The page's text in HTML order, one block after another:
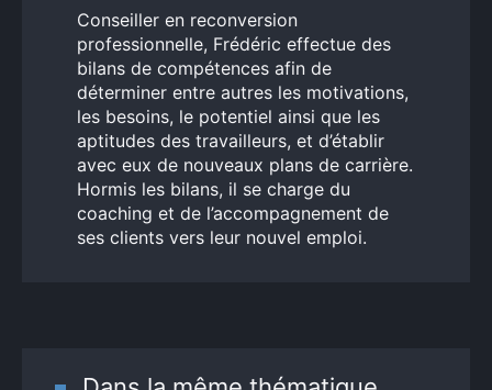
Conseiller en reconversion
professionnelle, Frédéric effectue des
bilans de compétences afin de
déterminer entre autres les motivations,
les besoins, le potentiel ainsi que les
aptitudes des travailleurs, et d’établir
avec eux de nouveaux plans de carrière.
Hormis les bilans, il se charge du
coaching et de l’accompagnement de
ses clients vers leur nouvel emploi.